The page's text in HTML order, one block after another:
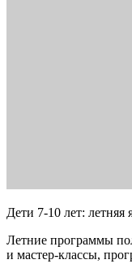
Дети 7-10 лет: летняя
Летние программы
и мастер-классы,